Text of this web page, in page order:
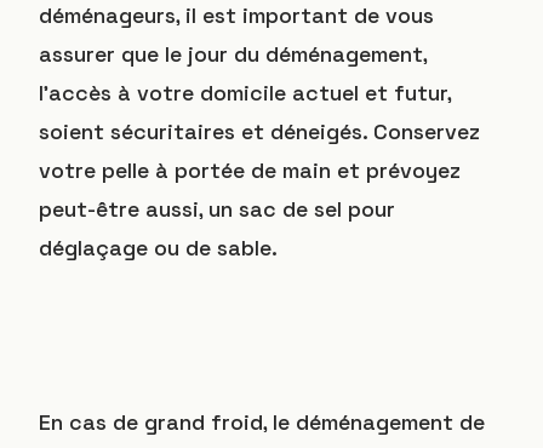
déménageurs, il est important de vous
assurer que le jour du déménagement,
l’accès à votre domicile actuel et futur,
soient sécuritaires et déneigés. Conservez
votre pelle à portée de main et prévoyez
peut-être aussi, un sac de sel pour
déglaçage ou de sable.
En cas de grand froid, le déménagement de